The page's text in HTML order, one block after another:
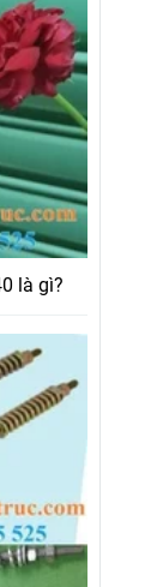
là gì?